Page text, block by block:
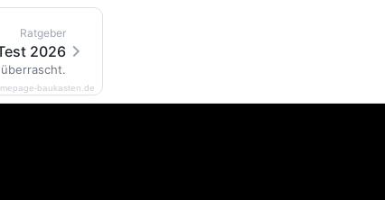
Ratgeber
2026
baukasten.de